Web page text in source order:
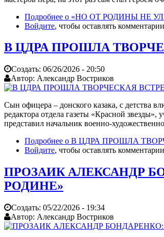
Подробнее о «НО ОТ РОДИНЫ НЕ
Войдите, чтобы оставлять комментарии
В ЦДРА ПРОШЛА
Создать: 06/26/2026 - 20:50
Автор: Александр Востриков
Сын офицера – донского казака, с детства
редактора отдела газеты «Красной
представил начальник военно-
Подробнее о В ЦДРА ПРОШЛА
Войдите, чтобы оставлять комментарии
ПРОЗАИК АЛЕКСАНДР
РОДИНЕ»
Создать: 05/22/2026 - 19:34
Автор: Александр Востриков